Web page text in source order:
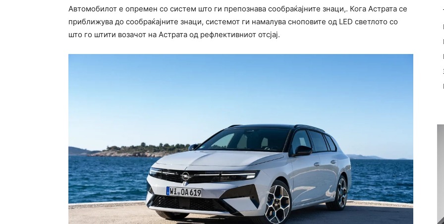
Автомобилот е опремен со систем што ги препознава сообраќајните знаци,. Кога Астрата се
приближува до сообраќајните знаци, системот ги намалува сноповите од LED светлото со
што го штити возачот на Астрата од рефлективниот отсјај.